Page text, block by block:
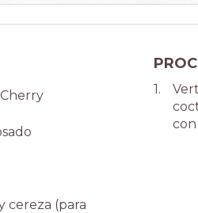
cereza (para
con